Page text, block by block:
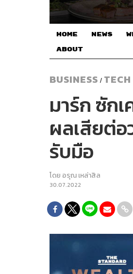
HOME NEWS
ABOUT
BUSINESS / TECH
มาร์ก ซัก
ผลเสียต่อ
รับมือ
โดย อรุณ เหล่าสิล
30.07.2022